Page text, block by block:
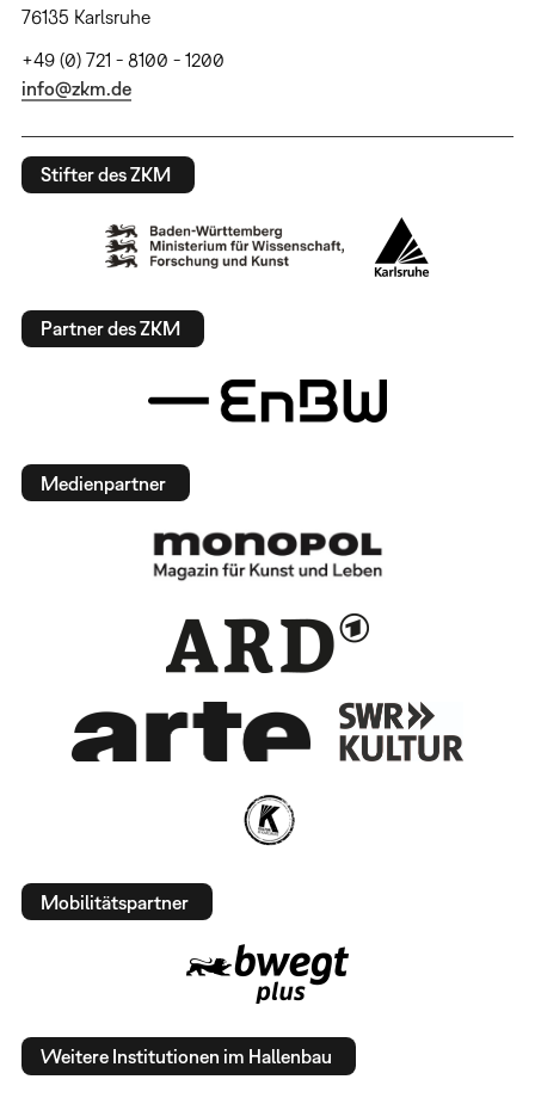
76135 Karlsruhe
+49 (0) 721 - 8100 - 1200
info@zkm.de
Stifter des ZKM
Partner des ZKM
Medienpartner
Mobilitätspartner
Weitere Institutionen im Hallenbau